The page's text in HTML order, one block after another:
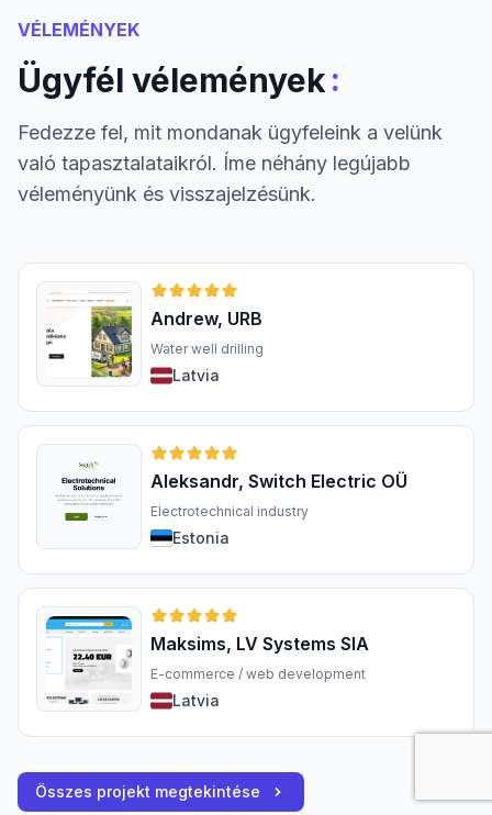
VÉLEMÉNYEK
Ügyfél vélemények:
Fedezze fel, mit mondanak ügyfeleink a velünk
való tapasztalataikról. Íme néhány legújabb
véleményünk és visszajelzésünk.
Andrew, URB
Water well drilling
Latvia
Aleksandr, Switch Electric OÜ
Electrotechnical industry
Estonia
Maksims, LV Systems SIA
E-commerce / web development
Latvia
Összes projekt megtekintése